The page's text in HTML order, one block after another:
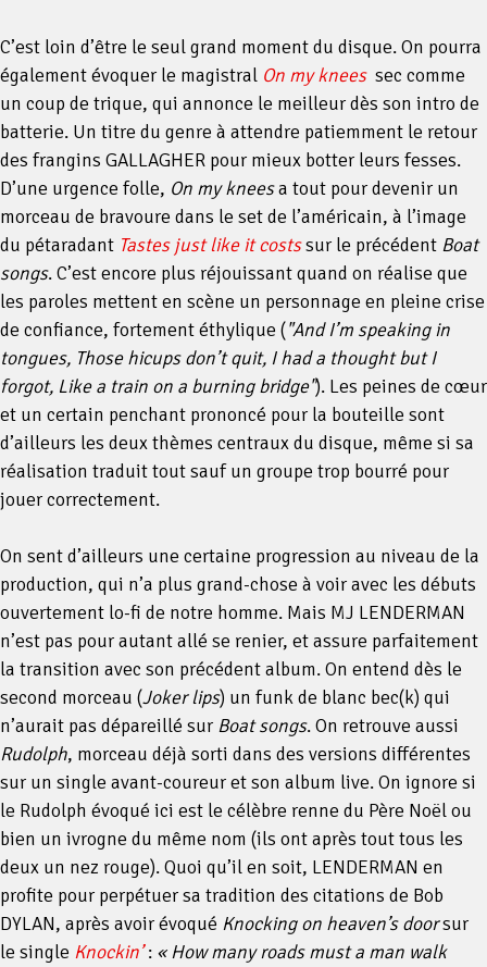
C’est loin d’être le seul grand moment du disque. On pourra
également évoquer le magistral On my kneessec comme
un coup de trique, qui annonce le meilleur dès son intro de
batterie. Un titre du genre à attendre patiemment le retour
des frangins GALLAGHER pour mieux botter leurs fesses.
D’une urgence folle, On my kneesa tout pour devenir un
morceau de bravoure dans le set de l’américain, à l’image
du pétaradant Tastes just like it costssur le précédent Boat
songs. C’est encore plus réjouissant quand on réalise que
les paroles mettent en scène un personnage en pleine crise
de confiance, fortement éthylique ("And I’m speaking in
tongues, Those hicups don’t quit, I had a thought but I
forgot, Like a train on a burning bridge"). Les peines de cœur
et un certain penchant prononcé pour la bouteille sont
d’ailleurs les deux thèmes centraux du disque, même si sa
réalisation traduit tout sauf un groupe trop bourré pour
jouer correctement.
On sent d’ailleurs une certaine progression au niveau de la
production, qui n’a plus grand-chose à voir avec les débuts
ouvertement lo-fi de notre homme. Mais MJ LENDERMAN
n’est pas pour autant allé se renier, et assure parfaitement
la transition avec son précédent album. On entend dès le
second morceau (Joker lips) un funk de blanc bec(k) qui
n’aurait pas dépareillé sur Boat songs. On retrouve aussi
Rudolph, morceau déjà sorti dans des versions différentes
sur un single avant-coureur et son album live. On ignore si
le Rudolph évoqué ici est le célèbre renne du Père Noël ou
bien un ivrogne du même nom (ils ont après tout tous les
deux un nez rouge). Quoi qu’il en soit, LENDERMAN en
profite pour perpétuer sa tradition des citations de Bob
DYLAN, après avoir évoqué Knocking on heaven’s doorsur
le single Knockin’: « How many roads must a man walk